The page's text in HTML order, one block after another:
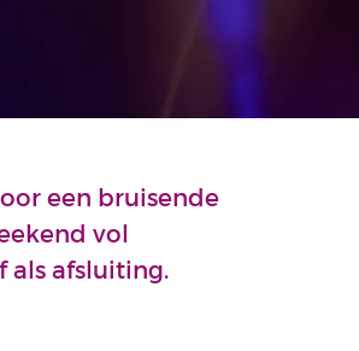
een bruisende
vol
als afsluiting.